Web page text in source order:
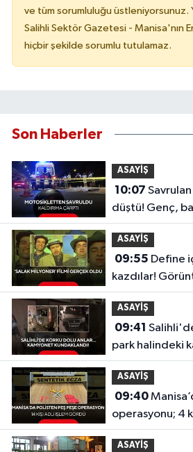
ve tüm sorumluluğu üstleniyorsunuz.
Salihli Sektör Gazetesi - Manisa'nın
hiçbir şekilde sorumlu tutulamaz.
Son Haberler
ASAYİŞ
10:07
düştü! Genç,
çarpması
ASAYİŞ
09:55
kazdılar!
aratmadı
ASAYİŞ
09:41
park halindeki
kundaklandı!
ASAYİŞ
09:40Manisa’da güvenlik
operasyonu; 4
sayıda
ASAYİŞ